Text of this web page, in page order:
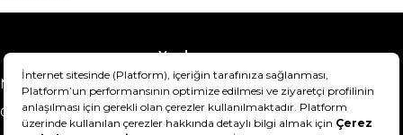
Yardım
Mesafeli Satış Sözleşmesi
Teslimat Bilgisi
Gizlilik Sözleşmesi
Şartlar & Koşullar